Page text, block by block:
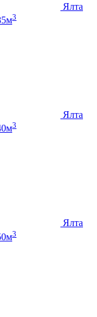
Ялта
3
Ялта
3
Ялта
3